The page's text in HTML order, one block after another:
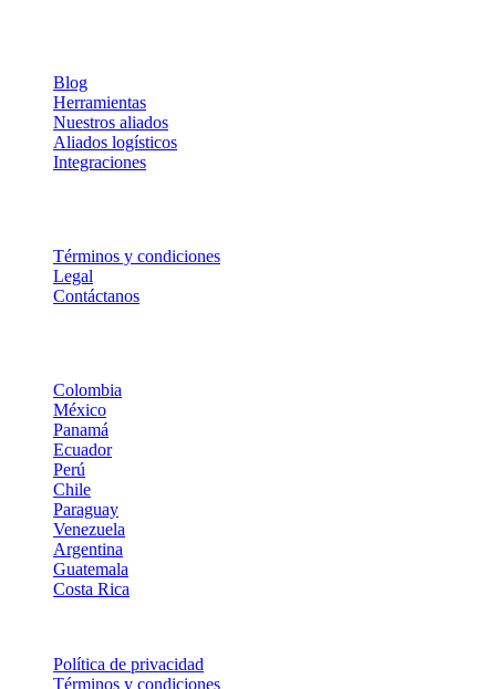
Blog
Herramientas
Nuestros aliados
Aliados logísticos
Integraciones
Términos y condiciones
Legal
Contáctanos
Colombia
México
Panamá
Ecuador
Perú
Chile
Paraguay
Venezuela
Argentina
Guatemala
Costa Rica
Política de privacidad
Términos y condiciones